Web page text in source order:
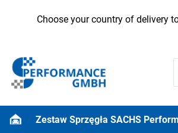
Choose your country of delivery
Zestaw Sprzęgła SACHS